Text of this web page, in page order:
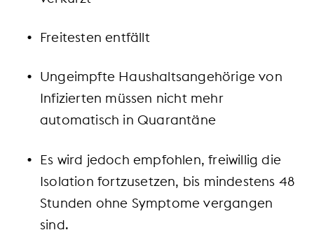
Freitesten entfällt
Ungeimpfte Haushaltsangehörige von
Infizierten müssen nicht mehr
automatisch in Quarantäne
Es wird jedoch empfohlen, freiwillig die
Isolation fortzusetzen, bis mindestens 48
Stunden ohne Symptome vergangen
sind.